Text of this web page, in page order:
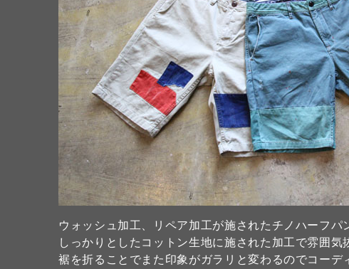
ウォッシュ加工、リペア加工が施されたチノハーフパ
しっかりとしたコットン生地に施された加工で雰囲気
裾を折ることでまた印象がガラリと変わるのでコーデ